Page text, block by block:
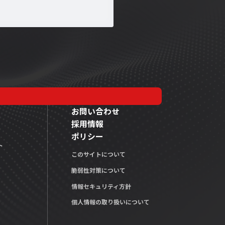
お問い合わせ
採用情報
ポリシー
このサイトについて
脆弱性対策について
情報セキュリティ方針
個人情報の取り扱いについて